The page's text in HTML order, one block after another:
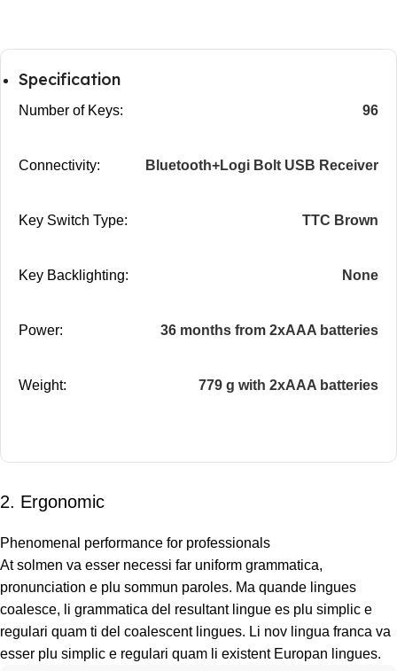
Specification
Number of Keys: 96
Connectivity: Bluetooth+Logi Bolt USB Receiver
Key Switch Type: TTC Brown
Key Backlighting: None
Power: 36 months from 2xAAA batteries
Weight: 779 g with 2xAAA batteries
2. Ergonomic
Phenomenal performance for professionals
At solmen va esser necessi far uniform grammatica,
pronunciation e plu sommun paroles. Ma quande lingues
coalesce, li grammatica del resultant lingue es plu simplic e
regulari quam ti del coalescent lingues. Li nov lingua franca va
esser plu simplic e regulari quam li existent Europan lingues.